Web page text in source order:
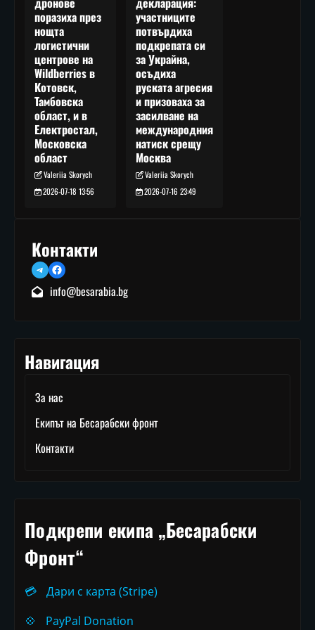
поразиха през
нощта
логистични
центрове на
Wildberries в
Котовск,
Тамбовска
област, и в
Електростал,
Московска
област
Valeriia Skorych
2026-07-18 13:56
участниците
потвърдиха
подкрепата си
за Украйна,
осъдиха
руската агресия
и призоваха за
засилване на
международния
натиск срещу
Москва
Valeriia Skorych
2026-07-16 23:49
Контакти
TelegramFacebook
info@besarabia.bg
Навигация
За нас
Екипът на Бесарабски фронт
Контакти
Подкрепи екипа „Бесарабски
Фронт“
💳
Дари с карта (Stripe)
💠
PayPal Donation